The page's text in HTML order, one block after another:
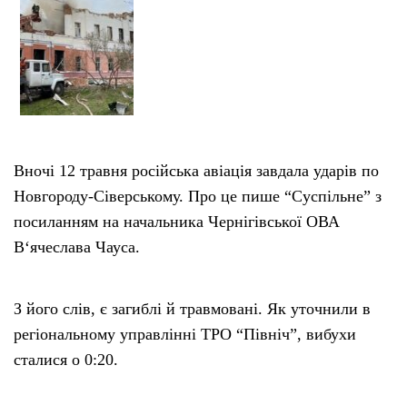
Тендери
Довідник
Рекламні прайси
Етичний кодекс
Вночі 12 травня російська авіація завдала ударів по
Новгороду-Сіверському. Про це пише “Суспільне” з
посиланням на начальника Чернігівської ОВА
В‘ячеслава Чауса.
З його слів, є загиблі й травмовані. Як уточнили в
регіональному управлінні ТРО “Північ”, вибухи
сталися о 0:20.